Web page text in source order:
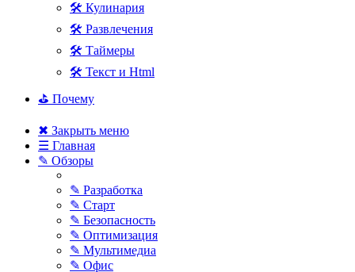
🛠 Кулинария
🛠 Развлечения
🛠 Таймеры
🛠 Текст и Html
⛳ Почему
✖ Закрыть меню
☰ Главная
✎ Обзоры
✎ Разработка
✎ Старт
✎ Безопасность
✎ Оптимизация
✎ Мультимедиа
✎ Офис